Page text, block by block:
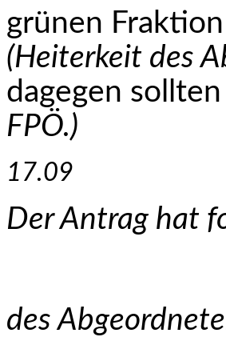
grünen
(Heiterkeit des
dagegen
FPÖ.)
17.09
Der Antrag hat
des